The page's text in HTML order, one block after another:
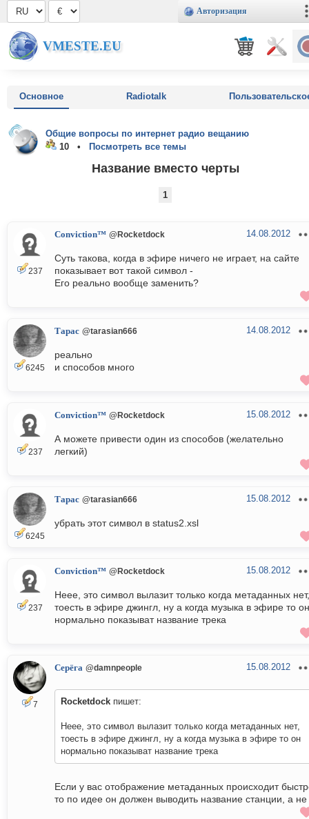
Авторизация
VMESTE.EU
Основное Radiotalk
Общие вопросы по интернет радио вещанию
10 •
Посмотреть все темы
Название вместо черты
1
237
Conviction™ @Rocketdock 14.08.2012
Суть такова, когда в эфире ничего не играет, на сайте
показывает вот такой символ -
Его реально вообще заменить?
6245
Тарас @tarasian666 14.08.2012
реально
и способов много
237
Conviction™ @Rocketdock 15.08.2012
А можете привести один из способов (желательно
легкий)
6245
Тарас @tarasian666 15.08.2012
убрать этот символ в status2.xsl
237
Conviction™ @Rocketdock 15.08.2012
Неее, это символ вылазит только когда метаданных нет,
тоесть в эфире джингл, ну а когда музыка в эфире то он
нормально показыват название трека
7
Серёга @damnpeople 15.08.2012
Rocketdock пишет:
Неее, это символ вылазит только когда метаданных нет,
тоесть в эфире джингл, ну а когда музыка в эфире то он
нормально показыват название трека
Если у вас отображение метаданных происходит
то по идее он должен выводить название станции, а